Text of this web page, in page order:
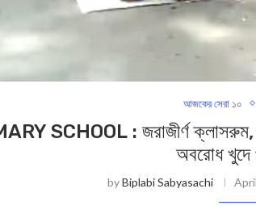
আজকের সেরা ১০
SCHOOL : জরাজীর্ণ ক্লাসরুম,
অবরোধ খুদে
byBiplabi Sabyasachi